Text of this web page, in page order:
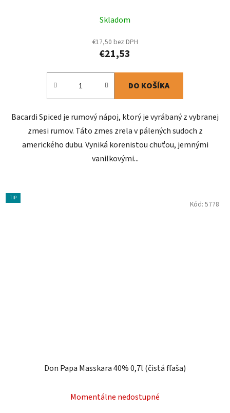
Skladom
€17,50 bez DPH
€21,53
DO KOŠÍKA
Bacardi Spiced je rumový nápoj, ktorý je vyrábaný z vybranej
zmesi rumov. Táto zmes zrela v pálených sudoch z
amerického dubu. Vyniká korenistou chuťou, jemnými
vanilkovými...
TIP
Don Papa Masskara 40% 0,7l (čistá fľaša)
Momentálne nedostupné
Kód: 5778